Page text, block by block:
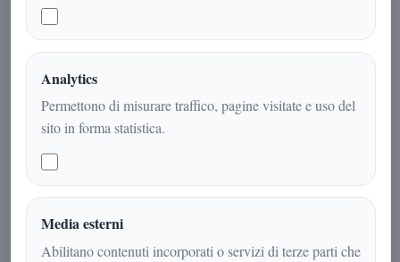
Un agente della Polizia Locale di
Milano ha perso la vita nella tarda
serata del 22 giugno durante un
inseguimento avvenuto in via Milano,
nei pressi del fiume Lambro e della
pista dell’aeroporto di Linate.
Dinamica ancora in fase di
accertamento.
Analytics
Permettono di misurare traffico, pagine visitate e uso del
sito in forma statistica.
Media esterni
Abilitano contenuti incorporati o servizi di terze parti che